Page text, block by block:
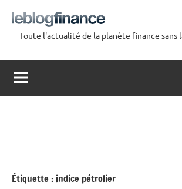
contenu
Blog
Finance
Toute l'actualité de la planète finance sans
Étiquette : indice pétrolier